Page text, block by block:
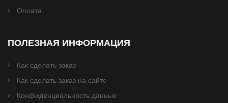
Оплата
ПОЛЕЗНАЯ ИНФОРМАЦИЯ
Как сделать заказ
Как сделать заказ на сайте
Конфиденциальность данных